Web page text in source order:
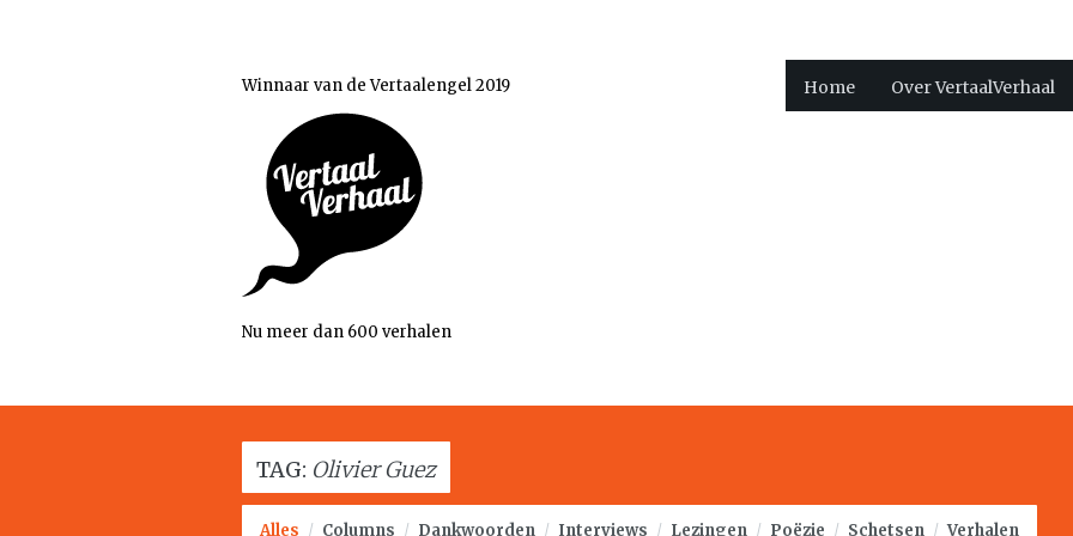
Winnaar van de Vertaalengel 2019
Nu meer dan 600 verhalen
Home Over VertaalVerhaal
TAG: Olivier Guez
Alles / Columns / Dankwoorden / Interviews / Lezingen / Poëzie / Schetsen / Verhalen